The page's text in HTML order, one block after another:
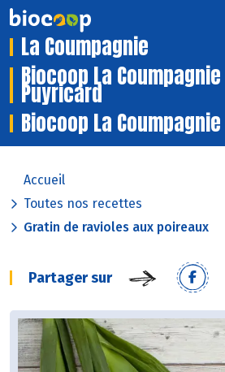
La Coumpagnie
Biocoop La Coumpagnie
Puyricard
Biocoop La
Accueil
Toutes nos recettes
Gratin de ravioles aux poireaux
Partager sur